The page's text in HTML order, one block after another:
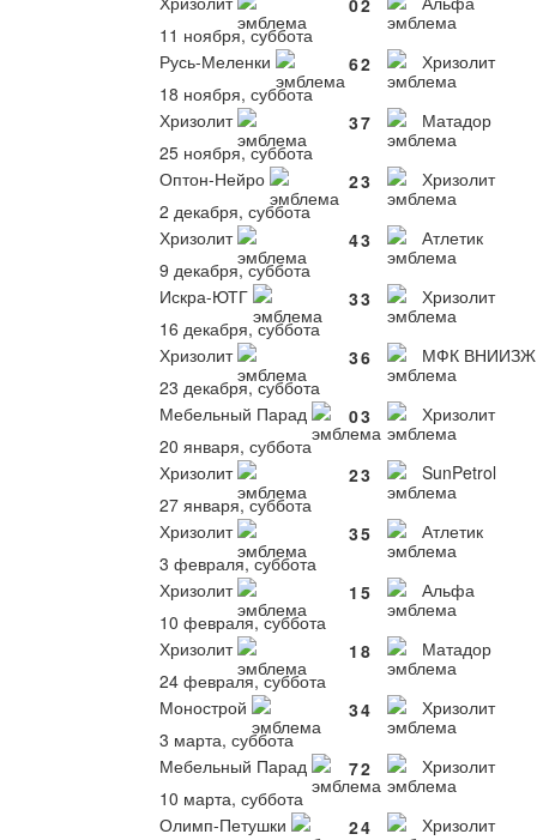
11 ноября, суббота
Русь-Меленки
62 Хризолит
18 ноября, суббота
Хризолит
37 Матадор
25 ноября, суббота
Оптон-Нейро
23 Хризолит
2 декабря, суббота
Хризолит
43 Атлетик
9 декабря, суббота
Искра-ЮТГ
33 Хризолит
16 декабря, суббота
Хризолит
36 МФК ВНИИЗЖ
23 декабря, суббота
Мебельный Парад
03 Хризолит
20 января, суббота
Хризолит
23 SunPetrol
27 января, суббота
Хризолит
35 Атлетик
3 февраля, суббота
Хризолит
1 5 Альфа
10 февраля, суббота
Хризолит
1 8 Матадор
24 февраля, суббота
Монострой
34 Хризолит
3 марта, суббота
Мебельный Парад
72 Хризолит
10 марта, суббота
Олимп-Петушки
24 Хризолит